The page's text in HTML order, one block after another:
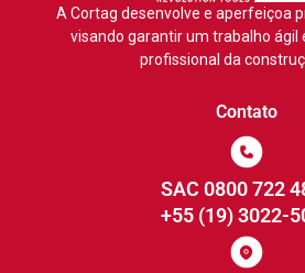
A Cortag desenvolve e aperfeiçoa
visando garantir um trabalho ágil
profissional da
Contato
SAC 0800 722
+55 (19) 3022-